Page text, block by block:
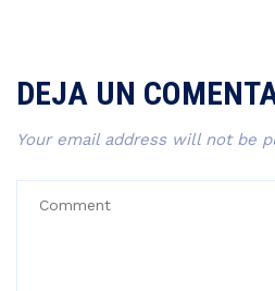
DEJA UN
Your email address will not be